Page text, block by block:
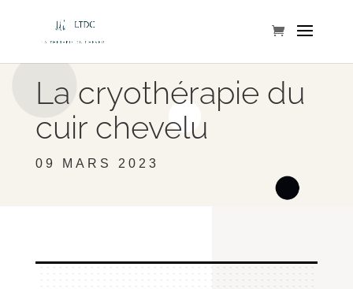
La cryothérapie du
cuir chevelu
09 MARS 2023